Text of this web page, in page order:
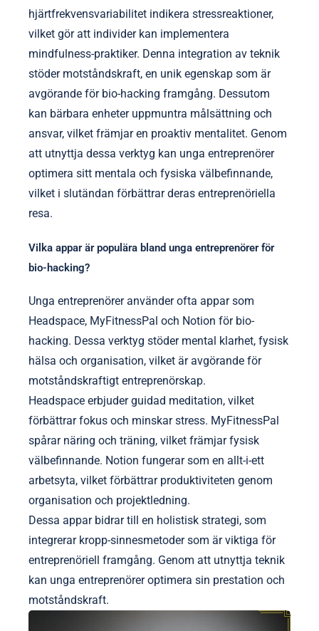
hjärtfrekvensvariabilitet indikera stressreaktioner,
vilket gör att individer kan implementera
mindfulness-praktiker. Denna integration av teknik
stöder motståndskraft, en unik egenskap som är
avgörande för bio-hacking framgång. Dessutom
kan bärbara enheter uppmuntra målsättning och
ansvar, vilket främjar en proaktiv mentalitet. Genom
att utnyttja dessa verktyg kan unga entreprenörer
optimera sitt mentala och fysiska välbefinnande,
vilket i slutändan förbättrar deras entreprenöriella
resa.
Vilka appar är populära bland unga entreprenörer för
bio-hacking?
Unga entreprenörer använder ofta appar som
Headspace, MyFitnessPal och Notion för bio-
hacking. Dessa verktyg stöder mental klarhet, fysisk
hälsa och organisation, vilket är avgörande för
motståndskraftigt entreprenörskap.
Headspace erbjuder guidad meditation, vilket
förbättrar fokus och minskar stress. MyFitnessPal
spårar näring och träning, vilket främjar fysisk
välbefinnande. Notion fungerar som en allt-i-ett
arbetsyta, vilket förbättrar produktiviteten genom
organisation och projektledning.
Dessa appar bidrar till en holistisk strategi, som
integrerar kropp-sinnesmetoder som är viktiga för
entreprenöriell framgång. Genom att utnyttja teknik
kan unga entreprenörer optimera sin prestation och
motståndskraft.